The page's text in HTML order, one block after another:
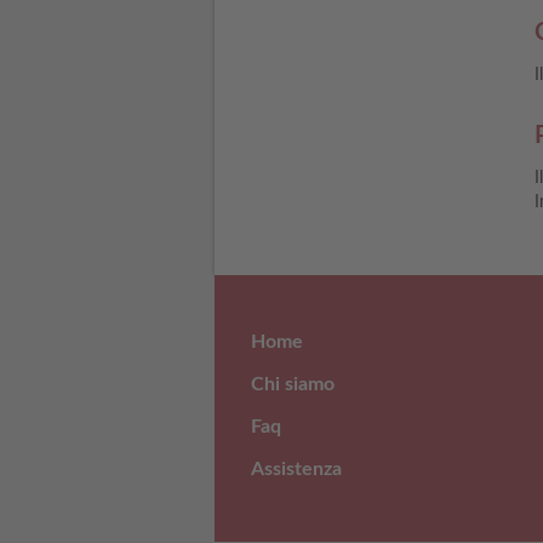
Home
Chi siamo
Faq
Assistenza